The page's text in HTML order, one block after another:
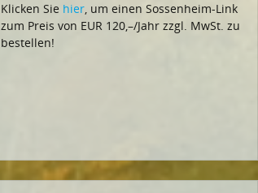
Klicken Sie hier, um einen Sossenheim-Link
zum Preis von EUR 120,–/Jahr zzgl. MwSt. zu
bestellen!